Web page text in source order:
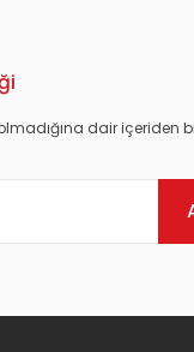
dair içeriden